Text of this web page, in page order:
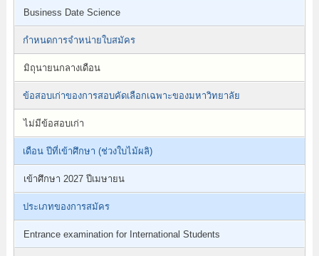
Business Date Science
กำหนดการจำหน่ายใบสมัคร
มิถุนายนกลางเดือน
ข้อสอบเก่าของการสอบคัดเลือกเฉพาะของมหาวิทยาลัย
ไม่มีข้อสอบเก่า
เดือน ปีที่เข้าศึกษา (ช่วงใบไม้ผลิ)
เข้าศึกษา 2027 ปีเมษายน
ประเภทของการสมัคร
Entrance examination for International Students